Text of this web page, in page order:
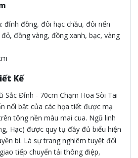
đỉnh đồng, đôi hạc chầu, đôi nến
đồng vàng, đồng xanh, bạc, vàng
Kế
Sắc Đỉnh - 70cm Chạm Hoa Sòi Tai
nổi bật của các họa tiết được mạ
tông nền màu mai cua. Ngũ linh
Hạc) được quy tụ đầy đủ biểu hiện
bí. Là sự trang nghiêm tuyệt đối
tiếp chuyển tải thông điệp,